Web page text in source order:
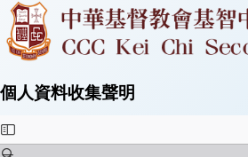
個人資料收集聲明